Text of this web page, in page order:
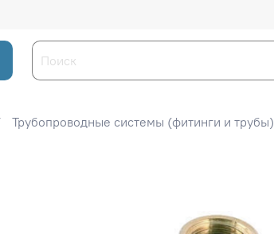
Трубопроводные системы (фитинги и трубы)